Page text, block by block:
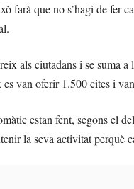
farà que no s’hagi de fer
als ciutadans i se suma
van oferir 1.500 cites i
estan fent, segons el
la seva activitat perquè